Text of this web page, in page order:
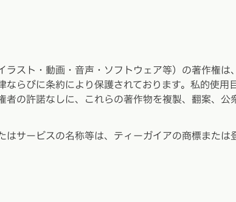
スト・動画・音声・ソフトウェア等）の著作権は
らびに条約により保護されております。私的使用
の許諾なしに、これらの著作物を複製、翻案、公
サービスの名称等は、ティーガイアの商標または